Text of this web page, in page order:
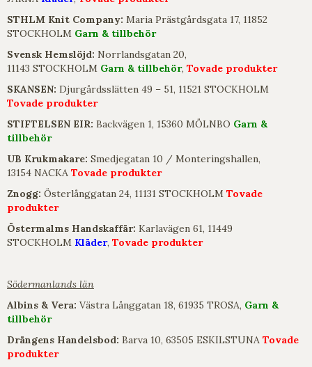
STHLM Knit Company: Maria Prästgårdsgata 17, 11852
STOCKHOLM Garn & tillbehör
Svensk Hemslöjd: Norrlandsgatan 20,
11143 STOCKHOLM Garn & tillbehör, Tovade produkter
SKANSEN: Djurgårdsslätten 49 – 51, 11521 STOCKHOLM
Tovade produkter
STIFTELSEN EIR: Backvägen 1, 15360 MÖLNBO Garn &
tillbehör
UB Krukmakare: Smedjegatan 10 / Monteringshallen,
13154 NACKA Tovade produkter
Znogg: Österlånggatan 24, 11131 STOCKHOLM Tovade
produkter
Östermalms Handskaffär: Karlavägen 61, 11449
STOCKHOLM Kläder, Tovade produkter
Södermanlands län
Albins & Vera: Västra Långgatan 18, 61935 TROSA, Garn &
tillbehör
Drängens Handelsbod: Barva 10, 63505 ESKILSTUNA Tovade
produkter